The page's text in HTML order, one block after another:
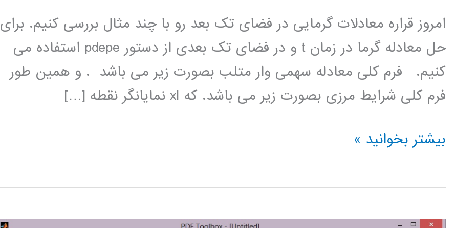
امروز قراره معادلات گرمایی در فضای تک بعد رو با چند مثال بررسی کنیم. برای
حل معادله گرما در زمان t و در فضای تک بعدی از دستور pdepe استفاده می
کنیم. فرم کلی معادله سھمی وار متلب بصورت زیر می باشد . و ھمین طور
فرم کلی شرایط مرزی بصورت زیر می باشد. که xl نمایانگر نقطه […]
اموزش
عددی
بیشتر بخوانید »